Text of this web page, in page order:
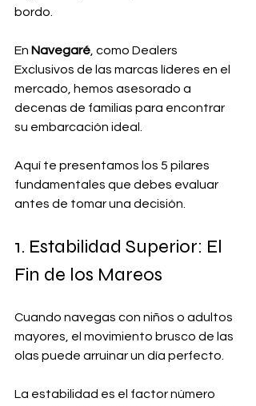
bordo.
En Navegaré , como Dealers
Exclusivos de las marcas líderes en el
mercado, hemos asesorado a
decenas de familias para encontrar
su embarcación ideal.
Aquí te presentamos los 5 pilares
fundamentales que debes evaluar
antes de tomar una decisión.
1. Estabilidad Superior: El
Fin de los Mareos
Cuando navegas con niños o adultos
mayores, el movimiento brusco de las
olas puede arruinar un día perfecto.
La estabilidad es el factor número